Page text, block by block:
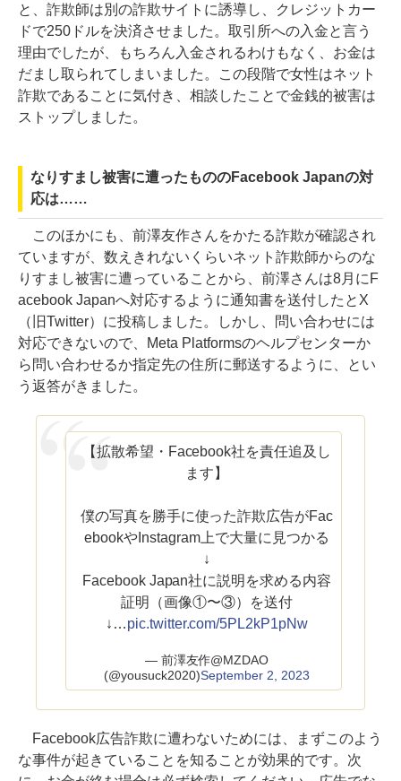
と、詐欺師は別の詐欺サイトに誘導し、クレジットカー
ドで250ドルを決済させました。取引所への入金と言う
理由でしたが、もちろん入金されるわけもなく、お金は
だまし取られてしまいました。この段階で女性はネット
詐欺であることに気付き、相談したことで金銭的被害は
ストップしました。
なりすまし被害に遭ったもののFacebook Japanの対
応は……
このほかにも、前澤友作さんをかたる詐欺が確認され
ていますが、数えきれないくらいネット詐欺師からのな
りすまし被害に遭っていることから、前澤さんは8月にF
acebook Japanへ対応するように通知書を送付したとX
（旧Twitter）に投稿しました。しかし、問い合わせには
対応できないので、Meta Platformsのヘルプセンターか
ら問い合わせるか指定先の住所に郵送するように、とい
う返答がきました。
【拡散希望・Facebook社を責任追及し
ます】
僕の写真を勝手に使った詐欺広告がFac
ebookやInstagram上で大量に見つかる
↓
Facebook Japan社に説明を求める内容
証明（画像①〜③）を送付
↓…pic.twitter.com/5PL2kP1pNw
— 前澤友作@MZDAO
(@yousuck2020)September 2, 2023
Facebook広告詐欺に遭わないためには、まずこのよう
な事件が起きていることを知ることが効果的です。次